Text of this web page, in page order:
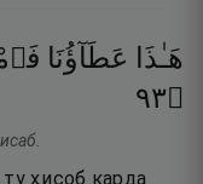
هَـٰذَا عَطَآؤُنَا
۝٣٩
ҳисоб карда